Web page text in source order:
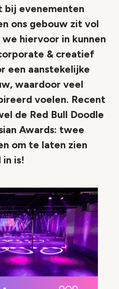
bij evenementen
ons gebouw zit vol
hiervoor in kunnen
& creatief
een aanstekelijke
waardoor veel
voelen. Recent
de Red Bull Doodle
Awards: twee
om te laten zien
is!